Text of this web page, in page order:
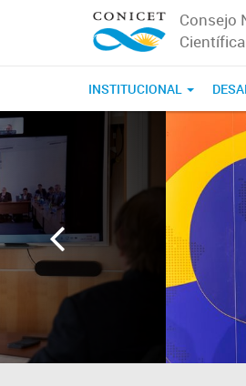
Consejo
INSTITUCIONAL
Página
de
inicio
de
CONICET